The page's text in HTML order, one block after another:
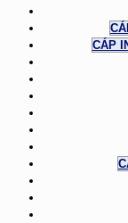
CÁP